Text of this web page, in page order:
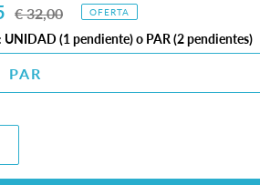
Precio
habitual
€ 32,00 OFERTA
UNIDAD (1 pendiente) o PAR (2 pendientes)